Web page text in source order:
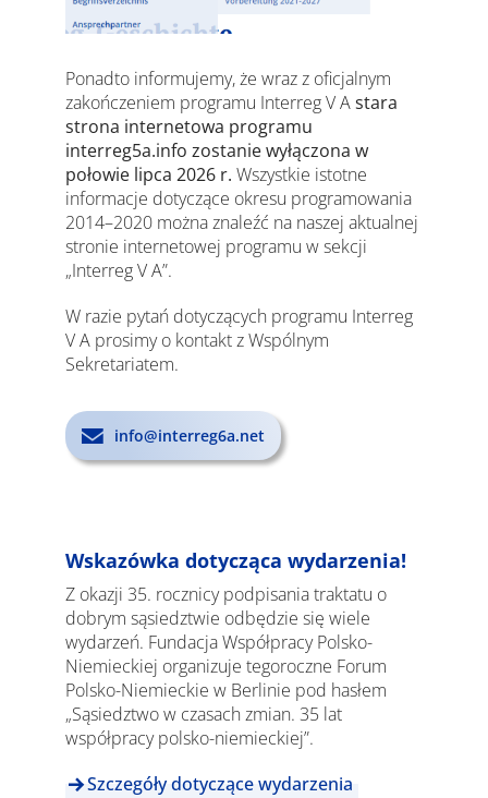
Ponadto informujemy, że wraz z oficjalnym
zakończeniem programu Interreg V Astara
strona internetowa programu
interreg5a.info zostanie wyłączona w
połowie lipca 2026 r. Wszystkie istotne
informacje dotyczące okresu programowania
2014–2020 można znaleźć na naszej aktualnej
stronie internetowej programu w sekcji
„Interreg V A”.
W razie pytań dotyczących programu Interreg
V A prosimy o kontakt z Wspólnym
Sekretariatem.
info@interreg6a.net
Wskazówka dotycząca wydarzenia!
Z okazji 35. rocznicy podpisania traktatu o
dobrym sąsiedztwie odbędzie się wiele
wydarzeń. Fundacja Współpracy Polsko-
Niemieckiej organizuje tegoroczne Forum
Polsko-Niemieckie w Berlinie pod hasłem
„Sąsiedztwo w czasach zmian. 35 lat
współpracy polsko-niemieckiej”.
Szczegóły dotyczące wydarzenia